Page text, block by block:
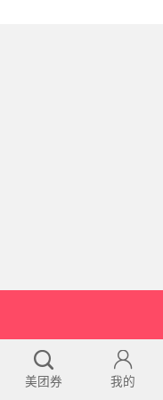
美团券 我的